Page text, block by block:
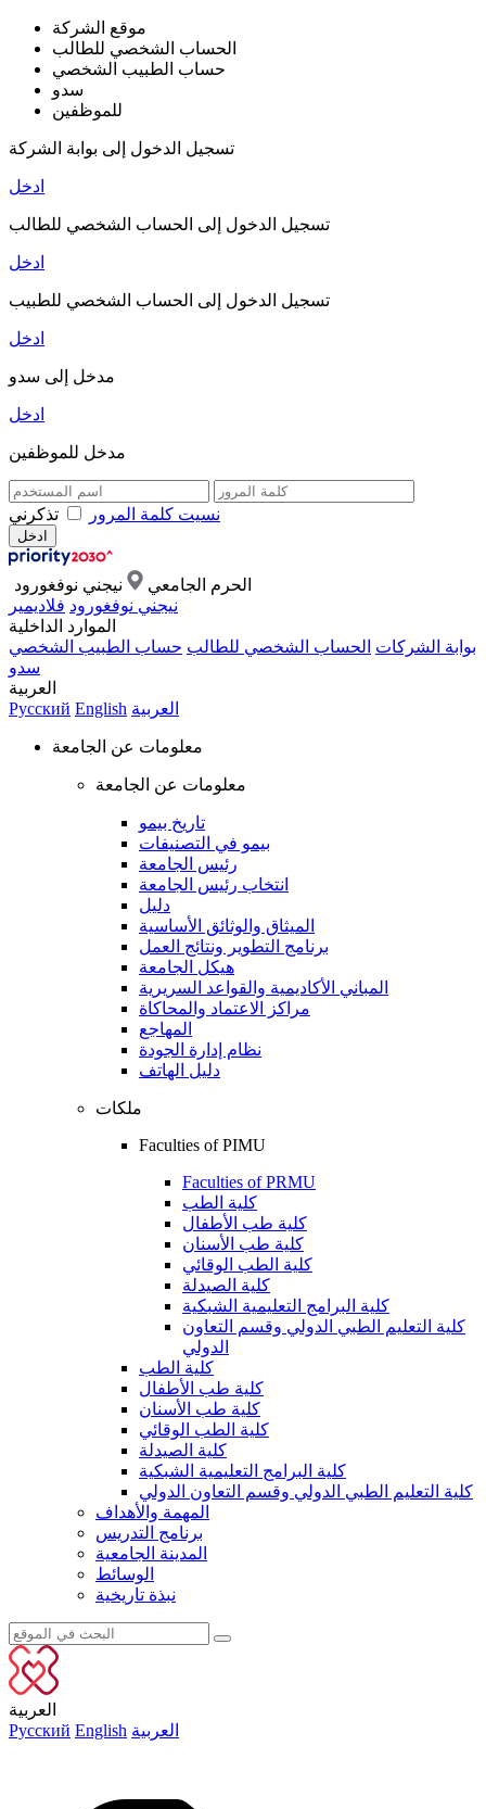
موقع الشركة
الحساب الشخصي للطالب
حساب الطبيب الشخصي
سدو
للموظفين
تسجيل الدخول إلى بوابة الشركة
ادخل
تسجيل الدخول إلى الحساب الشخصي للطالب
ادخل
تسجيل الدخول إلى الحساب الشخصي للطبيب
ادخل
مدخل إلى سدو
ادخل
مدخل للموظفين
نسيت كلمة المرور تذكرني
الحرم الجامعي
نيجني نوفغورود
نيجني نوفغورود فلاديمير
الموارد الداخلية
بوابة الشركات الحساب الشخصي للطالب حساب الطبيب الشخصي
سدو
العربية
Русский English العربية
معلومات عن الجامعة
معلومات عن الجامعة
تاريخ بيمو
بيمو في التصنيفات
رئيس الجامعة
انتخاب رئيس الجامعة
دليل
الميثاق والوثائق الأساسية
برنامج التطوير ونتائج العمل
هيكل الجامعة
المباني الأكاديمية والقواعد السريرية
مراكز الاعتماد والمحاكاة
المهاجع
نظام إدارة الجودة
دليل الهاتف
ملكات
Faculties of PIMU
Faculties of PRMU
كلية الطب
كلية طب الأطفال
كلية طب الأسنان
كلية الطب الوقائي
كلية الصيدلة
كلية البرامج التعليمية الشبكية
كلية التعليم الطبي الدولي وقسم التعاون
الدولي
كلية الطب
كلية طب الأطفال
كلية طب الأسنان
كلية الطب الوقائي
كلية الصيدلة
كلية البرامج التعليمية الشبكية
كلية التعليم الطبي الدولي وقسم التعاون الدولي
المهمة والأهداف
برنامج التدريس
المدينة الجامعية
الوسائط
نبذة تاريخية
العربية
Русский English العربية